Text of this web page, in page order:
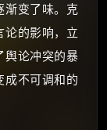
渐变了味。克
论的影响，立
舆论冲突的暴
成不可调和的